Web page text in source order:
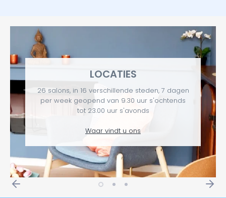
LOCATIES
26 salons, in 16 verschillende steden, 7 dagen
per week geopend van 9.30 uur s'ochtends
tot 23.00 uur s'avonds
Waar vindt u ons